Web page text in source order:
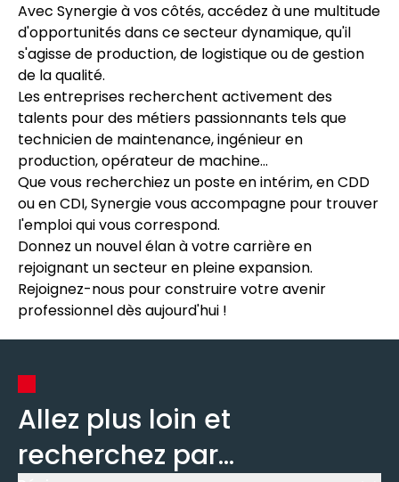
Avec Synergie à vos côtés, accédez à une multitude
d'opportunités dans ce secteur dynamique, qu'il
s'agisse de production, de logistique ou de gestion
de la qualité.
Les entreprises recherchent activement des
talents pour des métiers passionnants tels que
technicien de maintenance, ingénieur en
production, opérateur de machine...
Que vous recherchiez un poste en intérim, en CDD
ou en CDI, Synergie vous accompagne pour trouver
l'emploi qui vous correspond.
Donnez un nouvel élan à votre carrière en
rejoignant un secteur en pleine expansion.
Rejoignez-nous pour construire votre avenir
professionnel dès aujourd'hui !
Allez plus loin et
recherchez par...